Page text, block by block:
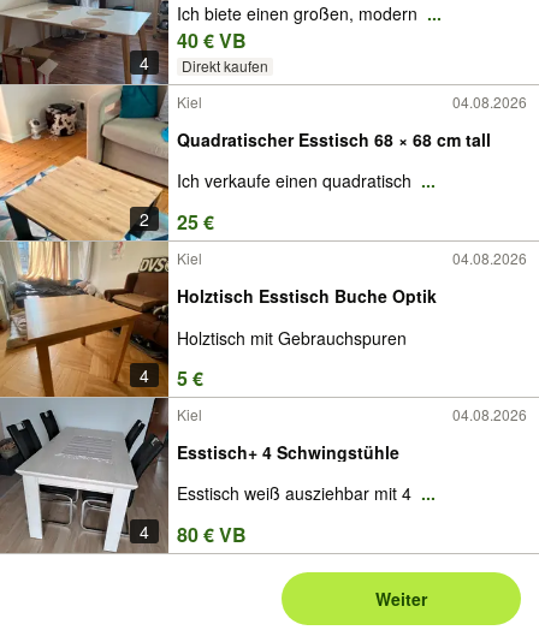
4
Ich biete einen großen, modern ...
40 € VB
Direkt kaufen
2
Kiel 04.08.2026
Quadratischer Esstisch 68 × 68 cm tall
Ich verkaufe einen quadratisch ...
25 €
4
Kiel 04.08.2026
Holztisch Esstisch Buche Optik
Holztisch mit Gebrauchspuren
5 €
4
Kiel 04.08.2026
Esstisch+ 4 Schwingstühle
Esstisch weiß ausziehbar mit 4 ...
80 € VB
Weiter